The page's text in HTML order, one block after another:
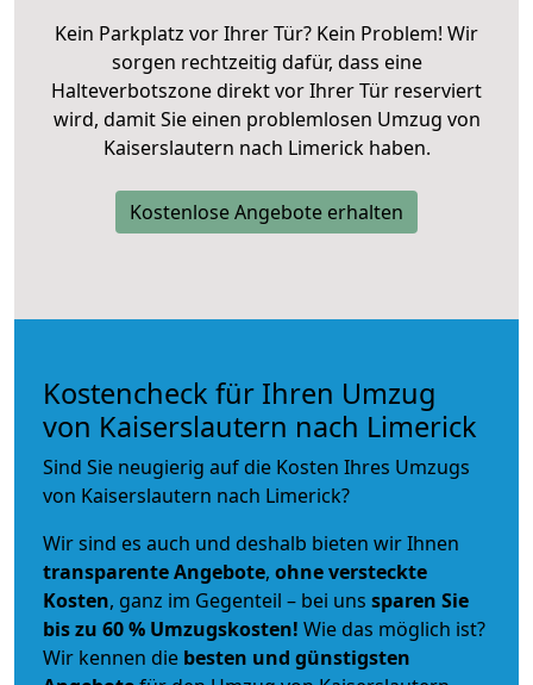
Kein Parkplatz vor Ihrer Tür? Kein Problem! Wir
sorgen rechtzeitig dafür, dass eine
Halteverbotszone direkt vor Ihrer Tür reserviert
wird, damit Sie einen problemlosen Umzug von
Kaiserslautern nach Limerick haben.
Kostenlose Angebote erhalten
Kostencheck für Ihren Umzug
von Kaiserslautern nach Limerick
Sind Sie neugierig auf die Kosten Ihres Umzugs
von Kaiserslautern nach Limerick?
Wir sind es auch und deshalb bieten wir Ihnen
transparente Angebote, ohne versteckte
Kosten, ganz im Gegenteil – bei uns sparen Sie
bis zu 60 % Umzugskosten! Wie das möglich ist?
Wir kennen die besten und günstigsten